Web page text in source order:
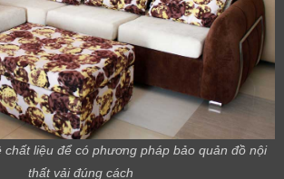
chất liệu để có phương pháp bảo quản đồ nội
thất vải đúng cách